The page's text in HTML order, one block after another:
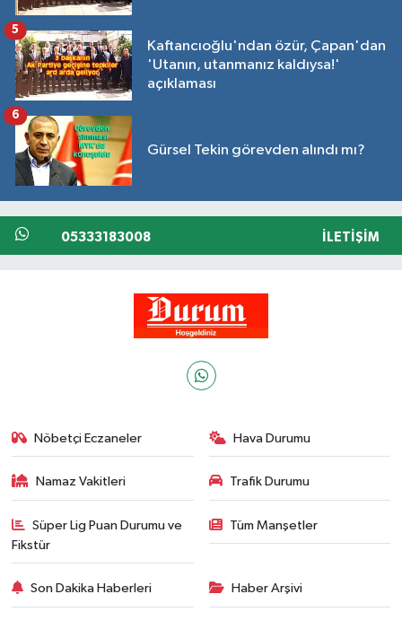
Kaftancıoğlu'ndan özür, Çapan'dan
'Utanın, utanmanız kaldıysa!'
açıklaması
5
Gürsel Tekin görevden alındı mı?
6
05333183008 İLETIŞIM
Nöbetçi Eczaneler Hava Durumu
Namaz Vakitleri Trafik Durumu
Süper Lig Puan Durumu ve
Fikstür
Tüm Manşetler
Son Dakika Haberleri Haber Arşivi